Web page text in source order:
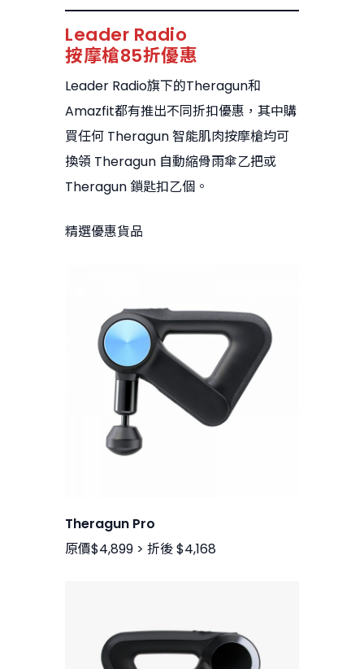
Leader Radio
按摩槍85折優惠
Leader Radio旗下的Theragun和
Amazfit都有推出不同折扣優惠，其中購
買任何 Theragun 智能肌肉按摩槍均可
換領 Theragun 自動縮骨雨傘乙把或
Theragun 鎖匙扣乙個。
精選優惠貨品
Theragun Pro
原價$4,899 > 折後 $4,168